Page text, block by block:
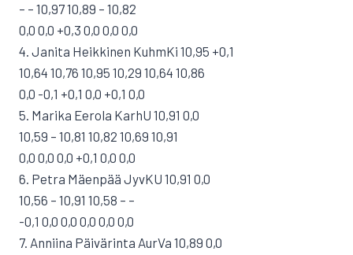
– – 10,97 10,89 – 10,82
0,0 0,0 +0,3 0,0 0,0 0,0
4. Janita Heikkinen KuhmKi 10,95 +0,1
10,64 10,76 10,95 10,29 10,64 10,86
0,0 -0,1 +0,1 0,0 +0,1 0,0
5. Marika Eerola KarhU 10,91 0,0
10,59 – 10,81 10,82 10,69 10,91
0,0 0,0 0,0 +0,1 0,0 0,0
6. Petra Mäenpää JyvKU 10,91 0,0
10,56 – 10,91 10,58 – –
-0,1 0,0 0,0 0,0 0,0 0,0
7. Anniina Päivärinta AurVa 10,89 0,0